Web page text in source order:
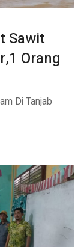
Sawit
Orang
Di Tanjab